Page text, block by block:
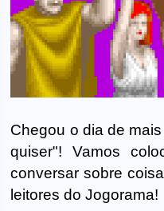
Chegou o dia de
quiser"! Vamos
conversar sobre
leitores do Jogorama!